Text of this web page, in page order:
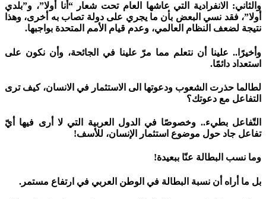
والثاني: الانفرادية التي عاشها العام تحت شعار “أنا أولا”، و”بلدي
أولا”، فقد نسي البعض بأن ما يجري على دولة تصاب به أخرى، وهذا
نتيجة لضعف النظام العالمي، وعدم قيام الأمم المتحدة بواجبها.
وأخيرًا.. علينا أن نتعلم مما مرّ علينا في الجائحة، وأن نكون على
استعداد دائمًا.
لطالما حذرت الشعوب ودعوتها الى الاستثمار في الانسان، كيف ترى
التفاعل مع دعوتك؟
التّفاعل بطيء.. وخصوصًا في الدول العربية التي لا أرى فيها أيّ
تفاعل جاد حول موضوع استثمار الإنسان، للأسف!
وما نسب البطالة عنّا ببعيدة!
بل ما أراه أن نسبة البطالة في الوطن العربي في ارتفاع مستمر.